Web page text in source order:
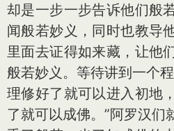
却是一步一步告诉他们般
闻般若妙义，同时也教导
里面去证得如来藏，让他
般若妙义。等待讲到一个
理修好了就可以进入初地
了就可以成佛。”阿罗汉们